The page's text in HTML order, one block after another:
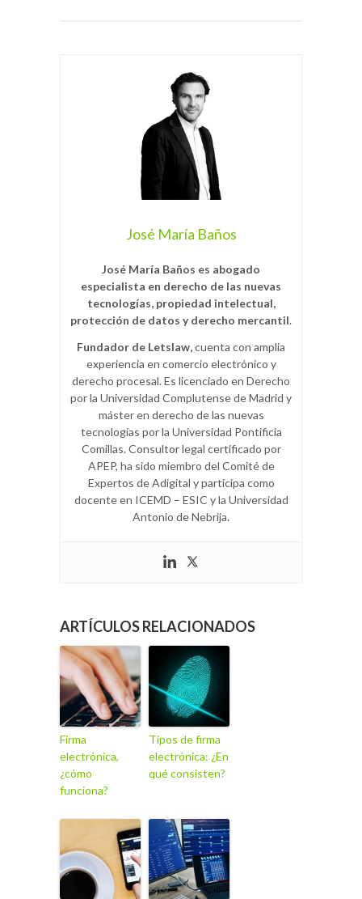
José María Baños
José María Baños es abogado
especialista en derecho de las nuevas
tecnologías, propiedad intelectual,
protección de datos y derecho mercantil.
Fundador de Letslaw,cuenta con amplia
experiencia en comercio electrónico y
derecho procesal. Es licenciado en Derecho
por la Universidad Complutense de Madrid y
máster en derecho de las nuevas
tecnologías por la Universidad Pontificia
Comillas. Consultor legal certificado por
APEP, ha sido miembro del Comité de
Expertos de Adigital y participa como
docente en ICEMD – ESIC y la Universidad
Antonio de Nebrija.
ARTÍCULOS RELACIONADOS
Firma
electrónica,
¿cómo
funciona?
Tipos de firma
electrónica: ¿En
qué consisten?